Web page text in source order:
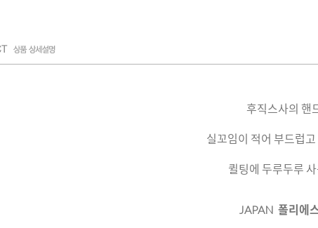
후직스사의 핸
실꼬임이 적어 부드럽
퀼팅에 두루두루
JAPAN 폴리에